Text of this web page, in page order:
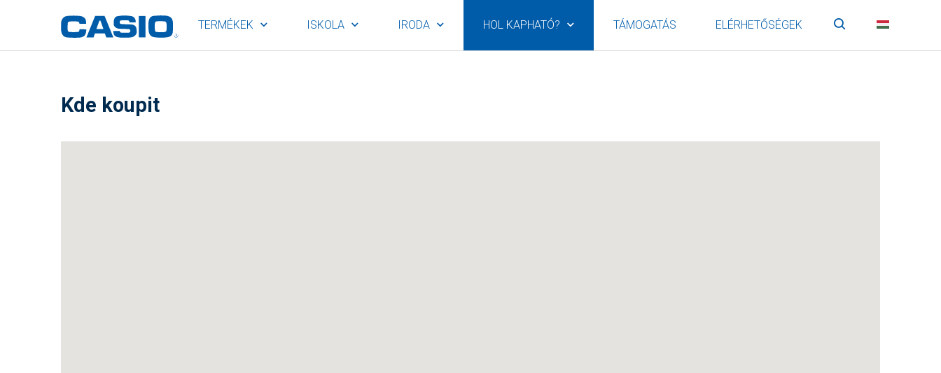
TERMÉKEK ISKOLA IRODA HOL KAPHATÓ? TÁMOGATÁS ELÉRHETŐSÉGEK Keresés
Kde koupit